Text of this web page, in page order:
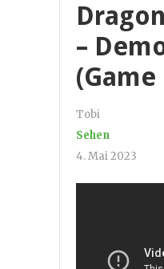
–
(Game
Tobi
Sehen
4. Mai 2023